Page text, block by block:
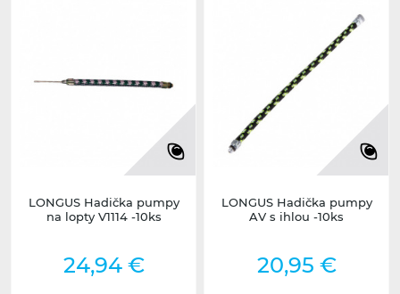
LONGUS Hadička pumpy
na lopty V1114 -10ks
24,94 €
LONGUS Hadička pumpy
AV s ihlou -10ks
20,95 €